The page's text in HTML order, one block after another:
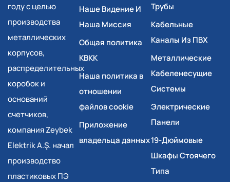
году с целью
производства
металлических
корпусов,
распределительных
коробок и
оснований
счетчиков,
компания Zeybek
Elektrik A.Ş. начал
производство
пластиковых ПЭ
Наше Видение И
Наша Миссия
Общая политика
КВКК
Наша политика в
отношении
файлов cookie
Приложение
владельца данных
Трубы
Кабельные
Каналы Из ПВХ
Металлические
Кабеленесущие
Системы
Электрические
Панели
19-Дюймовые
Шкафы Стоячего
Типа